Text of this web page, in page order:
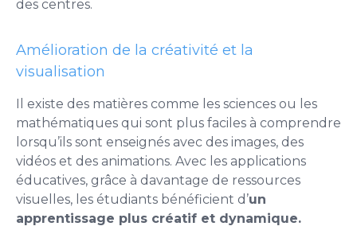
des centres.
Amélioration de la créativité et la
visualisation
Il existe des matières comme les sciences ou les
mathématiques qui sont plus faciles à comprendre
lorsqu’ils sont enseignés avec des images, des
vidéos et des animations. Avec les applications
éducatives, grâce à davantage de ressources
visuelles, les étudiants bénéficient d’un
apprentissage plus créatif et dynamique.